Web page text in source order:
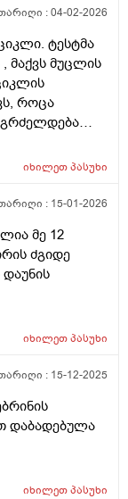
მჭირდება
:04-02-2026
ტესტმა
მაქვს მუცლის
როცა
გრძელდება
იხილეთპასუხი
: 15-01-2026
მე 12
ძგიდე
იხილეთპასუხი
: 15-12-2025
დაბადებულა
იხილეთპასუხი